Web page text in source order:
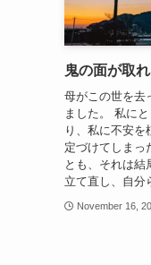
鬼の面が取
母がこの世を去
ました。 私に
り、私に不安を
定づけてしまっ
とも、それは結
立て直し、自分
November 16,